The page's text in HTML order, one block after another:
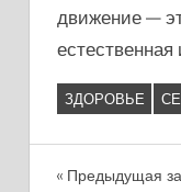
движение —
СЕМЬЯ
ЗДОРОВЬЕ
Предыдущая